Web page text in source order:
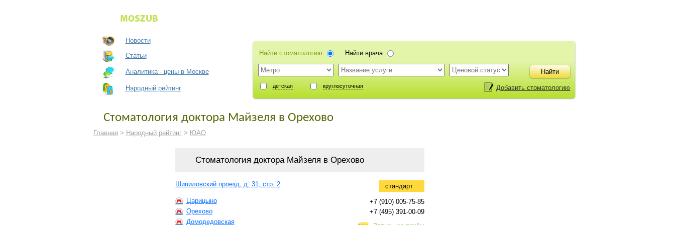
Новости
Статьи
Аналитика - цены в Москве
Народный рейтинг
Найти стоматологию Найти врача
детская круглосуточная Добавить стоматологию
Стоматология доктора Майзеля в Орехово
Главная > Народный рейтинг> ЮАО
Стоматология доктора Майзеля в Орехово
стандарт
Шипиловский проезд, д. 31, стр. 2
Царицыно
Орехово
Домодедовская
+7 (910) 005-75-85
+7 (495) 391-00-09